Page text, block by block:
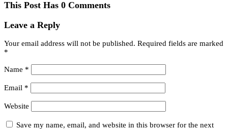
This Post Has 0 Comments
Leave a Reply
Your email address will not be published. Required fields are marked
*
Name *
Email *
Website
Save my name, email, and website in this browser for the next